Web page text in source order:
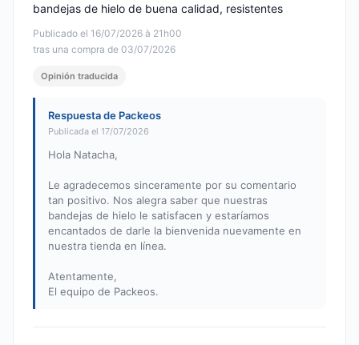
Publicado el 16/07/2026 à 21h00
tras una compra de 03/07/2026
bandejas de hielo de buena calidad, resistentes
Opinión traducida
Respuesta de Packeos
Publicada el 17/07/2026
Hola Natacha,
Le agradecemos sinceramente por su comentario
tan positivo. Nos alegra saber que nuestras
bandejas de hielo le satisfacen y estaríamos
encantados de darle la bienvenida nuevamente en
nuestra tienda en línea.
Atentamente,
El equipo de Packeos.